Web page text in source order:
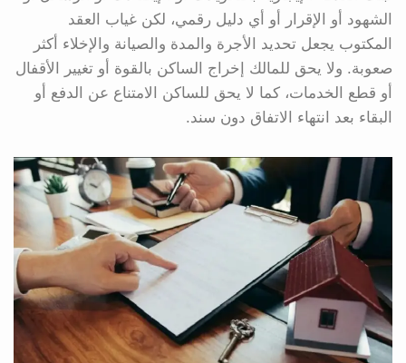
الشهود أو الإقرار أو أي دليل رقمي، لكن غياب العقد
المكتوب يجعل تحديد الأجرة والمدة والصيانة والإخلاء أكثر
صعوبة. ولا يحق للمالك إخراج الساكن بالقوة أو تغيير الأقفال
أو قطع الخدمات، كما لا يحق للساكن الامتناع عن الدفع أو
البقاء بعد انتهاء الاتفاق دون سند.